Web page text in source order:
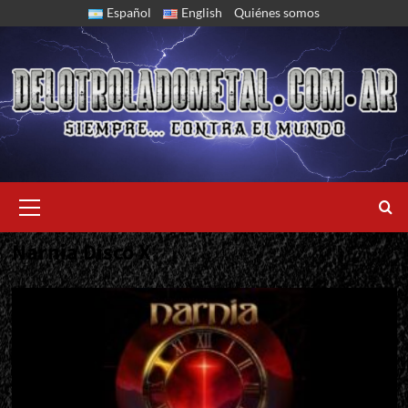
Español English Quiénes somos
Menu
Narnia Disco X